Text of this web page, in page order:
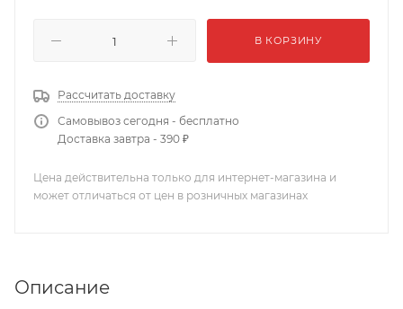
В КОРЗИНУ
Рассчитать доставку
Самовывоз сегодня - бесплатно
Доставка завтра - 390 ₽
Цена действительна только для интернет-магазина и
может отличаться от цен в розничных магазинах
Описание